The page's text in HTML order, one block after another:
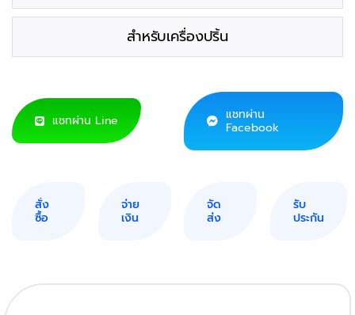
สำหรับเครื่องปริ้น
แชทผ่าน Line
แชทผ่าน
Facebook
สั่ง
ซื้อ
จ่าย
เงิน
จัด
ส่ง
รับ
ประกัน